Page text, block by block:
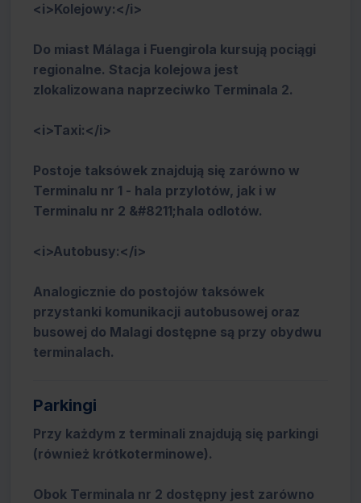
<i>Kolejowy:</i>
Do miast Málaga i Fuengirola kursują pociągi
regionalne. Stacja kolejowa jest
zlokalizowana naprzeciwko Terminala 2.
<i>Taxi:</i>
Postoje taksówek znajdują się zarówno w
Terminalu nr 1 - hala przylotów, jak i w
Terminalu nr 2 &#8211;hala odlotów.
<i>Autobusy:</i>
Analogicznie do postojów taksówek
przystanki komunikacji autobusowej oraz
busowej do Malagi dostępne są przy obydwu
terminalach.
Parkingi
Przy każdym z terminali znajdują się parkingi
(również krótkoterminowe).
Obok Terminala nr 2 dostępny jest zarówno